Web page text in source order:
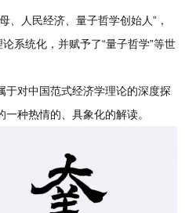
、人民经济、量子哲学创始人”，
系统化，并赋予了“量子哲学”等世
于对中国范式经济学理论的深度探
种热情的、具象化的解读。